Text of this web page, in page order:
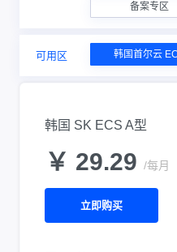
备案专区
可用区 韩国首尔云
韩国 SK ECS A型
￥ 29.29 /每月
立即购买